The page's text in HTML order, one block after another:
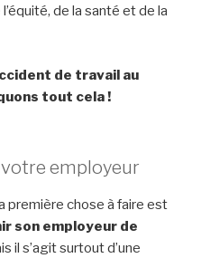
de la santé et de la
de travail au
tout cela !
employeur
première chose à faire est
son employeur de
il s’agit surtout d’une